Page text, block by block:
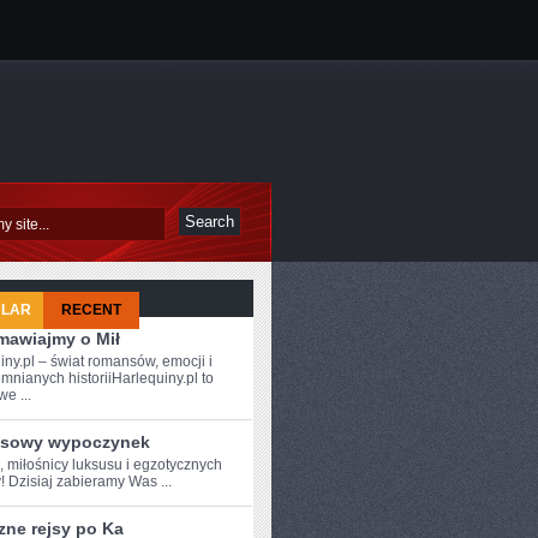
RECENT
o Mił
– świat romansów, emocji i
historiiHarlequiny.pl to
...
wypoczynek
miłośnicy luksusu i egzotycznych
Dzisiaj zabieramy Was ...
rejsy po Ka